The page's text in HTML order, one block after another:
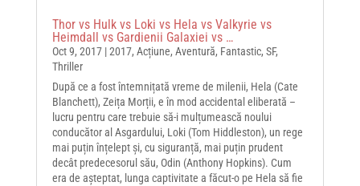
Thor vs Hulk vs Loki vs Hela vs Valkyrie vs
Heimdall vs Gardienii Galaxiei vs …
Oct 9, 2017|2017, Acțiune, Aventură, Fantastic, SF,
Thriller
După ce a fost întemnițată vreme de milenii, Hela (Cate
Blanchett), Zeița Morții, e în mod accidental eliberată –
lucru pentru care trebuie să-i mulțumească noului
conducător al Asgardului, Loki (Tom Hiddleston), un rege
mai puțin înțelept și, cu siguranță, mai puțin prudent
decât predecesorul său, Odin (Anthony Hopkins). Cum
era de așteptat, lunga captivitate a făcut-o pe Hela să fie